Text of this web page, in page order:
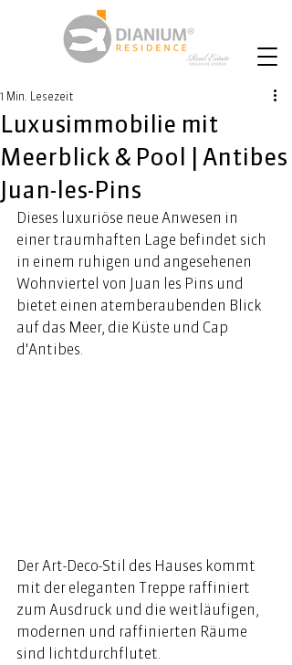
Luxusimmobilie mit
Meerblick & Pool | Antibes
Juan-les-Pins
1 Min. Lesezeit
Dieses luxuriöse neue Anwesen in
einer traumhaften Lage befindet sich
in einem ruhigen und angesehenen
Wohnviertel von Juan les Pins und
bietet einen atemberaubenden Blick
auf das Meer, die Küste und Cap
d'Antibes.
Der Art-Deco-Stil des Hauses kommt
mit der eleganten Treppe raffiniert
zum Ausdruck und die weitläufigen,
modernen und raffinierten Räume
sind lichtdurchflutet.